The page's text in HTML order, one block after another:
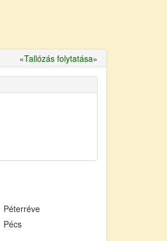
«Tallózás folytatása»
Péterréve
Pécs